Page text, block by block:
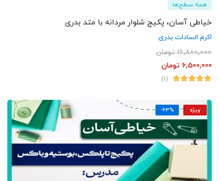
همه سطح‌ها
خیاطی آسان، پکیج شلوار مردانه با متد بدری
اکرم السادات بدری
16,800,000 تومان
6,500,000 تومان
(1)
ویژه -63%